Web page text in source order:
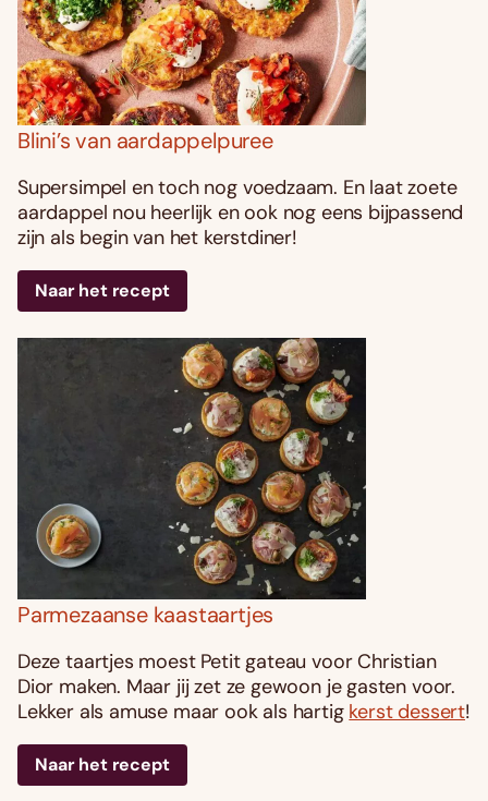
Blini’s van aardappelpuree
Supersimpel en toch nog voedzaam. En laat zoete
aardappel nou heerlijk en ook nog eens bijpassend
zijn als begin van het kerstdiner!
Naar het recept
Parmezaanse kaastaartjes
Deze taartjes moest Petit gateau voor Christian
Dior maken. Maar jij zet ze gewoon je gasten voor.
Lekker als amuse maar ook als hartig kerst dessert!
Naar het recept